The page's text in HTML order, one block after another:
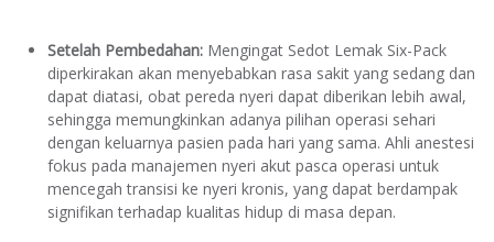
Setelah Pembedahan: Mengingat Sedot Lemak Six-Pack
diperkirakan akan menyebabkan rasa sakit yang sedang dan
dapat diatasi, obat pereda nyeri dapat diberikan lebih awal,
sehingga memungkinkan adanya pilihan operasi sehari
dengan keluarnya pasien pada hari yang sama. Ahli anestesi
fokus pada manajemen nyeri akut pasca operasi untuk
mencegah transisi ke nyeri kronis, yang dapat berdampak
signifikan terhadap kualitas hidup di masa depan.